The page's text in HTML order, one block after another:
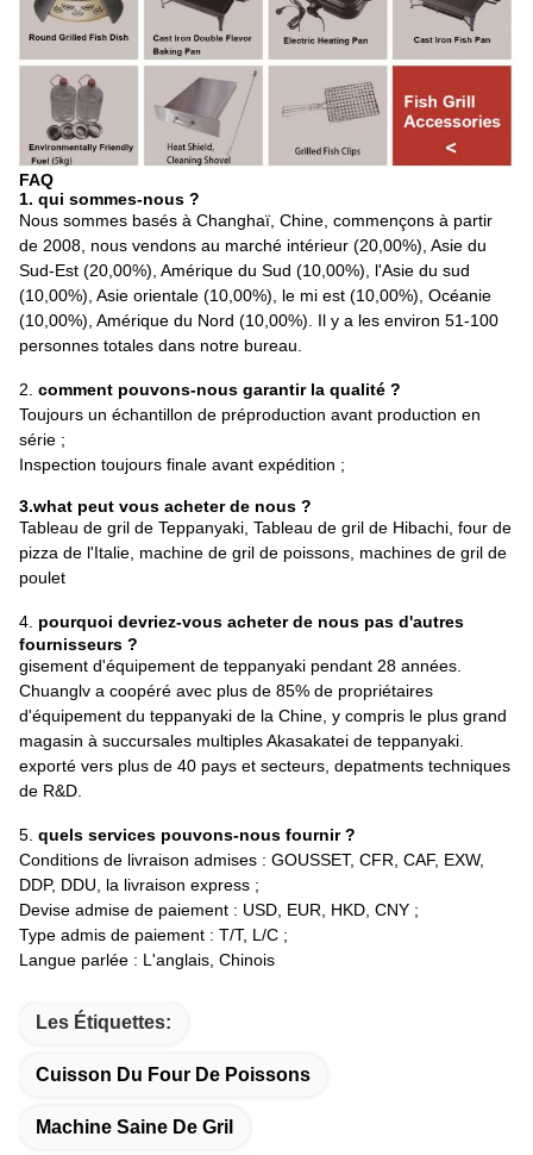
FAQ
1. qui sommes-nous ?
Nous sommes basés à Changhaï, Chine, commençons à partir
de 2008, nous vendons au marché intérieur (20,00%), Asie du
Sud-Est (20,00%), Amérique du Sud (10,00%), l'Asie du sud
(10,00%), Asie orientale (10,00%), le mi est (10,00%), Océanie
(10,00%), Amérique du Nord (10,00%). Il y a les environ 51-100
personnes totales dans notre bureau.
2. comment pouvons-nous garantir la qualité ?
Toujours un échantillon de préproduction avant production en
série ;
Inspection toujours finale avant expédition ;
3.what peut vous acheter de nous ?
Tableau de gril de Teppanyaki, Tableau de gril de Hibachi, four de
pizza de l'Italie, machine de gril de poissons, machines de gril de
poulet
4. pourquoi devriez-vous acheter de nous pas d'autres
fournisseurs ?
gisement d'équipement de teppanyaki pendant 28 années.
Chuanglv a coopéré avec plus de 85% de propriétaires
d'équipement du teppanyaki de la Chine, y compris le plus grand
magasin à succursales multiples Akasakatei de teppanyaki.
exporté vers plus de 40 pays et secteurs, depatments techniques
de R&D.
5. quels services pouvons-nous fournir ?
Conditions de livraison admises : GOUSSET, CFR, CAF, EXW,
DDP, DDU, la livraison express ;
Devise admise de paiement : USD, EUR, HKD, CNY ;
Type admis de paiement : T/T, L/C ;
Langue parlée : L'anglais, Chinois
Les Étiquettes:
Cuisson Du Four De Poissons
Machine Saine De Gril